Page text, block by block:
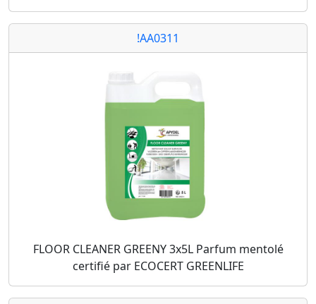
!AA0311
FLOOR CLEANER GREENY 3x5L Parfum mentolé
certifié par ECOCERT GREENLIFE